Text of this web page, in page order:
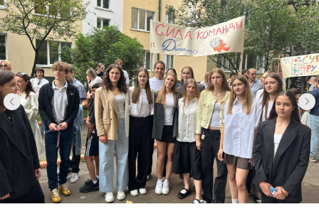
+7 499 141-75-93
info@olimp-plus.ru
Секретариат очного отделения:
Приём в очное отделение:
Секретариат заочного отделения:
zo.olimp@iblschool.ru
+7 495 150-51-92 (доб. 166)
Запись на приём в заочное отделение: